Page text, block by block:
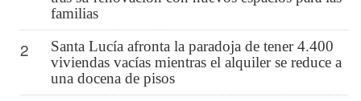
familias
2
Santa Lucía afronta la paradoja de tener 4.400
viviendas vacías mientras el alquiler se reduce a
una docena de pisos